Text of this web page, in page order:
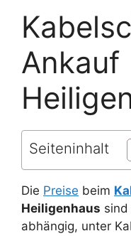
Ankauf
Seiteninhalt
Die Preise beim
Heiligenhaus sind
abhängig, unter